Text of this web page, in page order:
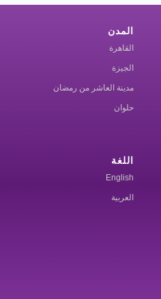
المدن
القاهرة
الجيزة
مدينة العاشر من رمضان
حلوان
اللغة
English
العربية